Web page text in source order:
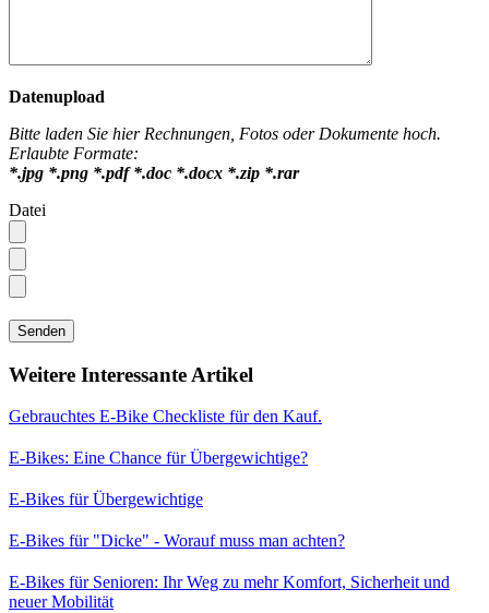
Datenupload
Bitte laden Sie hier Rechnungen, Fotos oder Dokumente hoch.
Erlaubte Formate:
*.jpg *.png *.pdf *.doc *.docx *.zip *.rar
Datei
Weitere Interessante Artikel
Gebrauchtes E-Bike Checkliste für den Kauf.
E-Bikes: Eine Chance für Übergewichtige?
E-Bikes für Übergewichtige
E-Bikes für "Dicke" - Worauf muss man achten?
E-Bikes für Senioren: Ihr Weg zu mehr Komfort, Sicherheit und
neuer Mobilität